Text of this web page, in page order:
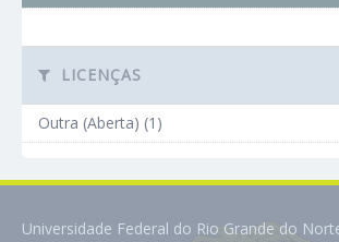
LICENÇAS
Outra (Aberta) (1)
Universidade Federal do Rio Grande do